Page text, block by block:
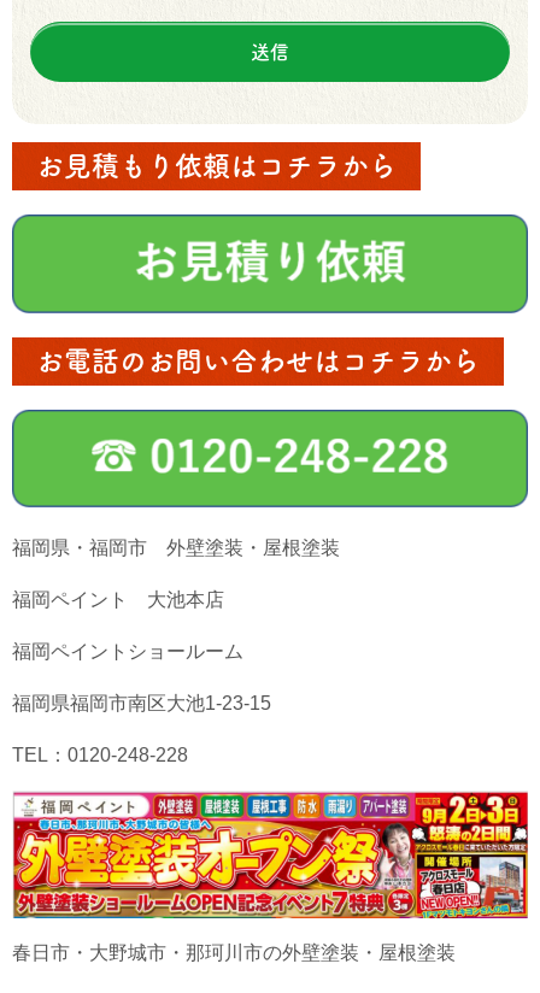
お見積もり依頼はコチラから
お電話のお問い合わせはコチラから
福岡県・福岡市 外壁塗装・屋根塗装
福岡ペイント 大池本店
福岡ペイントショールーム
福岡県福岡市南区大池1-23-15
TEL：0120-248-228
春日市・大野城市・那珂川市の外壁塗装・屋根塗装